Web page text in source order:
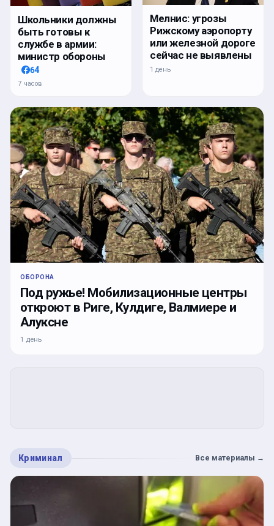
Школьники должны
быть готовы к
службе в армии:
министр обороны
64
7 часов
Мелнис: угрозы
Рижскому аэропорту
или железной дороге
сейчас не выявлены
1 день
ОБОРОНА
Под ружье! Мобилизационные центры
откроют в Риге, Кулдиге, Валмиере и
Алуксне
1 день
Криминал Все материалы →